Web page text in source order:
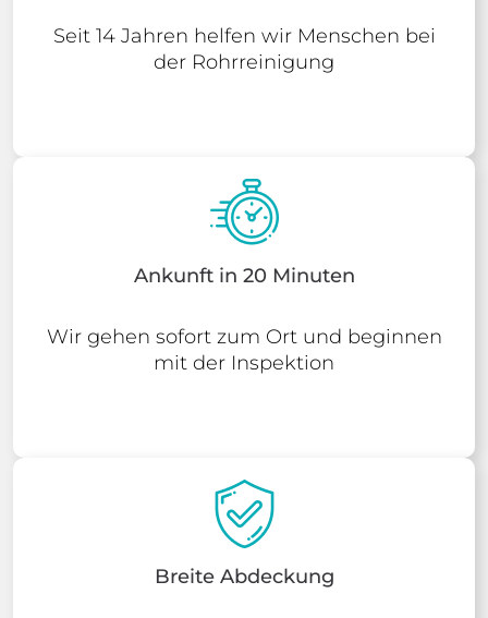
Seit 14 Jahren helfen wir Menschen bei
der Rohrreinigung
Ankunft in 20 Minuten
Wir gehen sofort zum Ort und beginnen
mit der Inspektion
Breite Abdeckung